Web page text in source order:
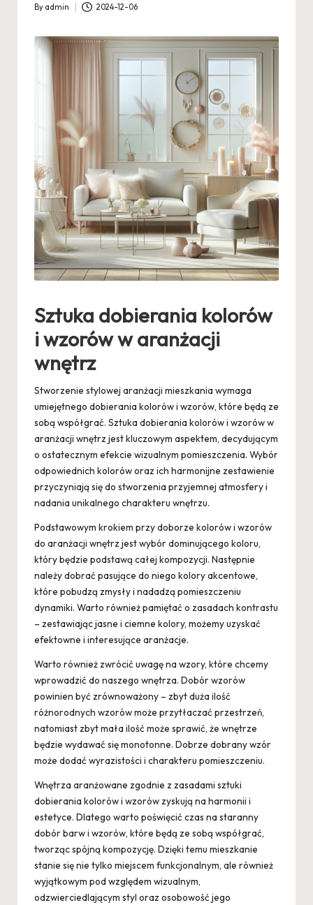
Posted
By admin 2024-12-06
Sztuka dobierania kolorów
i wzorów w aranżacji
wnętrz
Stworzenie stylowej aranżacji mieszkania wymaga
umiejętnego dobierania kolorów i wzorów, które będą ze
sobą współgrać. Sztuka dobierania kolorów i wzorów w
aranżacji wnętrz jest kluczowym aspektem, decydującym
o ostatecznym efekcie wizualnym pomieszczenia. Wybór
odpowiednich kolorów oraz ich harmonijne zestawienie
przyczyniają się do stworzenia przyjemnej atmosfery i
nadania unikalnego charakteru wnętrzu.
Podstawowym krokiem przy doborze kolorów i wzorów
do aranżacji wnętrz jest wybór dominującego koloru,
który będzie podstawą całej kompozycji. Następnie
należy dobrać pasujące do niego kolory akcentowe,
które pobudzą zmysły i nadadzą pomieszczeniu
dynamiki. Warto również pamiętać o zasadach kontrastu
– zestawiając jasne i ciemne kolory, możemy uzyskać
efektowne i interesujące aranżacje.
Warto również zwrócić uwagę na wzory, które chcemy
wprowadzić do naszego wnętrza. Dobór wzorów
powinien być zrównoważony – zbyt duża ilość
różnorodnych wzorów może przytłaczać przestrzeń,
natomiast zbyt mała ilość może sprawić, że wnętrze
będzie wydawać się monotonne. Dobrze dobrany wzór
może dodać wyrazistości i charakteru pomieszczeniu.
Wnętrza aranżowane zgodnie z zasadami sztuki
dobierania kolorów i wzorów zyskują na harmonii i
estetyce. Dlatego warto poświęcić czas na staranny
dobór barw i wzorów, które będą ze sobą współgrać,
tworząc spójną kompozycję. Dzięki temu mieszkanie
stanie się nie tylko miejscem funkcjonalnym, ale również
wyjątkowym pod względem wizualnym,
odzwierciedlającym styl oraz osobowość jego